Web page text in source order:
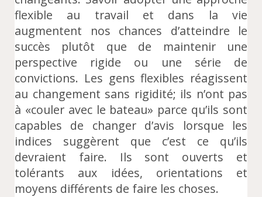
flexible au travail et dans la vie
augmentent nos chances d’atteindre le
succès plutôt que de maintenir une
perspective rigide ou une série de
convictions. Les gens flexibles réagissent
au changement sans rigidité; ils n’ont pas
à «couler avec le bateau» parce qu’ils sont
capables de changer d’avis lorsque les
indices suggèrent que c’est ce qu’ils
devraient faire. Ils sont ouverts et
tolérants aux idées, orientations et
moyens différents de faire les choses.